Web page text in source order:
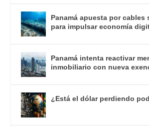
Panamá apuesta por cables
para impulsar economía
Panamá intenta reactivar
inmobiliario con nueva
¿Está el dólar perdiendo